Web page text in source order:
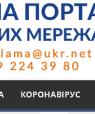
КОРОНАВІРУС